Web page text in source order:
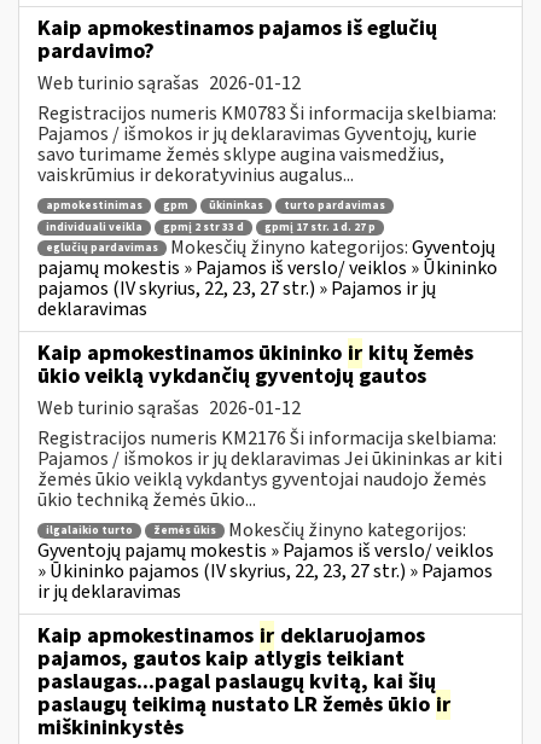
Kaip apmokestinamos pajamos iš eglučių
pardavimo?
Web turinio sąrašas 2026-01-12
Registracijos numeris KM0783 Ši informacija skelbiama:
Pajamos / išmokos ir jų deklaravimas Gyventojų, kurie
savo turimame žemės sklype augina vaismedžius,
vaiskrūmius ir dekoratyvinius augalus...
apmokestinimas gpm ūkininkas
turto pardavimas
individuali veikla
gpmį 2 str 33 d
gpmį 17 str. 1 d. 27 p
eglučių pardavimas
Mokesčių žinyno kategorijos:Gyventojų
pajamų mokestis » Pajamos iš verslo/ veiklos » Ūkininko
pajamos (IV skyrius, 22, 23, 27 str.) » Pajamos ir jų
deklaravimas
Kaip apmokestinamos ūkininko ir kitų žemės
ūkio veiklą vykdančių gyventojų gautos
Web turinio sąrašas 2026-01-12
Registracijos numeris KM2176 Ši informacija skelbiama:
Pajamos / išmokos ir jų deklaravimas Jei ūkininkas ar kiti
žemės ūkio veiklą vykdantys gyventojai naudojo žemės
ūkio techniką žemės ūkio...
ilgalaikio turto žemės ūkis
Mokesčių žinyno kategorijos:
Gyventojų pajamų mokestis » Pajamos iš verslo/ veiklos
» Ūkininko pajamos (IV skyrius, 22, 23, 27 str.) » Pajamos
ir jų deklaravimas
Kaip apmokestinamos ir deklaruojamos
pajamos, gautos kaip atlygis teikiant
paslaugas...pagal paslaugų kvitą, kai šių
paslaugų teikimą nustato LR žemės ūkio ir
miškininkystės